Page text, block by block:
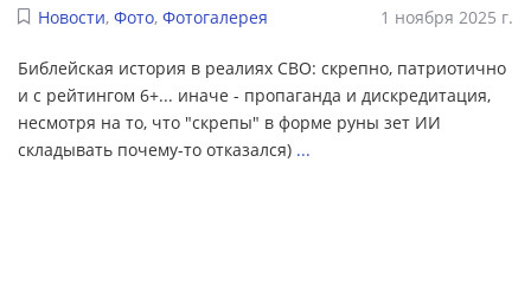
Новости, Фото, Фотогалерея 1 ноября 2025 г.
Библейская история в реалиях СВО: скрепно, патриотично
и с рейтингом 6+... иначе - пропаганда и дискредитация,
несмотря на то, что "скрепы" в форме руны зет ИИ
складывать почему-то отказался) ...